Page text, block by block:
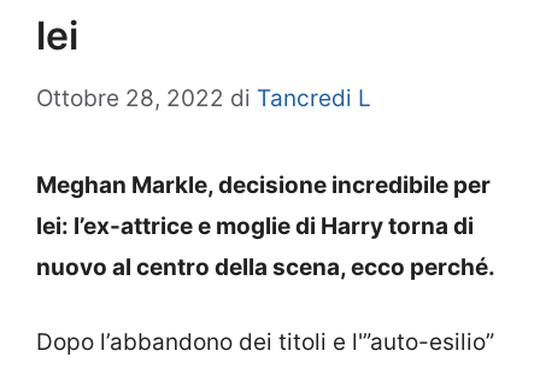
lei
Ottobre 28, 2022 di Tancredi L
Meghan Markle, decisione incredibile per
lei: l’ex-attrice e moglie di Harry torna di
nuovo al centro della scena, ecco perché.
Dopo l’abbandono dei titoli e l'”auto-esilio”